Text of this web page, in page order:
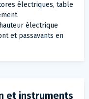
électriques, table
électrique
et passavants en